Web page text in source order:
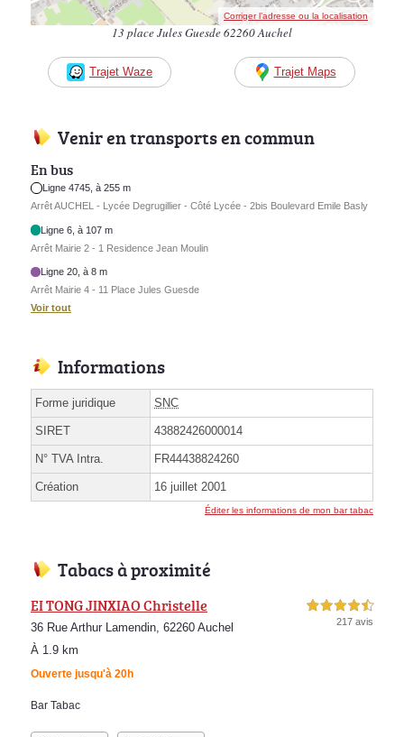
Corriger l’adresse ou la localisation
13 place Jules Guesde 62260 Auchel
Trajet Waze Trajet Maps
Venir en transports en commun
En bus
Ligne 4745, à 255 m
Arrêt AUCHEL - Lycée Degrugillier - Côté Lycée - 2bis Boulevard Emile Basly
Ligne 6, à 107 m
Arrêt Mairie 2 - 1 Residence Jean Moulin
Ligne 20, à 8 m
Arrêt Mairie 4 - 11 Place Jules Guesde
Voir tout
Informations
Forme juridique SNC
SIRET 43882426000014
N° TVA Intra. FR44438824260
Création 16 juillet 2001
Éditer les informations de mon bar tabac
Tabacs à proximité
EI TONG JINXIAO Christelle
36 Rue Arthur Lamendin, 62260 Auchel
À 1.9 km
Ouverte jusqu'à 20h
4,5 étoiles sur 5
217 avis
Bar Tabac